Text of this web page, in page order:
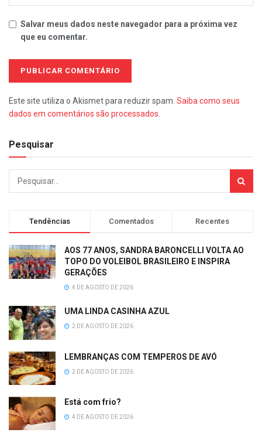
Salvar meus dados neste navegador para a próxima vez
que eu comentar.
Este site utiliza o Akismet para reduzir spam. Saiba como seus
dados em comentários são processados
Pesquisar
Tendências Comentados Recentes
AOS 77 ANOS, SANDRA BARONCELLI VOLTA AO
TOPO DO VOLEIBOL BRASILEIRO E INSPIRA
GERAÇÕES
4 DE AGOSTO DE 2026
UMA LINDA CASINHA AZUL
2 DE AGOSTO DE 2026
LEMBRANÇAS COM TEMPEROS DE AVÓ
2 DE AGOSTO DE 2026
Está com frio?
4 DE AGOSTO DE 2026